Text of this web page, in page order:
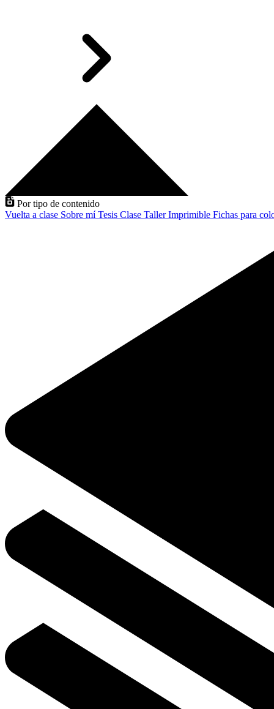
Por tipo de contenido
Vuelta a clase Sobre míTesis Clase TallerImprimible Fichas para